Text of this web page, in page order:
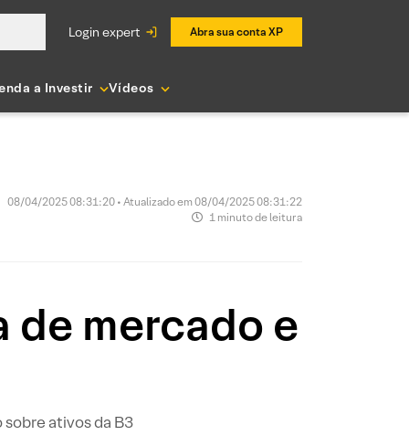
login expert Abra sua conta XP
a Investir Vídeos
08/04/2025 08:31:20 • Atualizado em 08/04/2025 08:31:22
1 minuto de leitura
de mercado e
ativos da B3